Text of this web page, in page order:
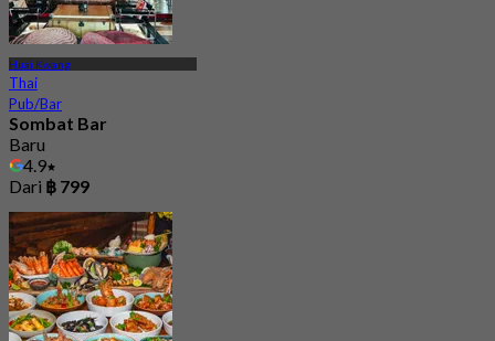
Huai Kwang
Thai
Pub/Bar
Sombat Bar
Baru
4.9
Dari ฿ 799